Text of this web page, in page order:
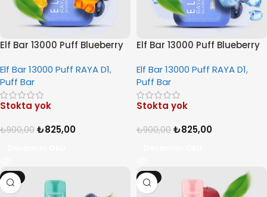
Elf Bar 13000 Puff Blueberry
Elf Bar 13000 Puff RAYA D1,
Puff Bar
Stokta yok
₺900,00 ₺825,00
Elf Bar 13000 Puff Blueberry
Elf Bar 13000 Puff RAYA D1,
Puff Bar
Stokta yok
₺900,00 ₺825,00
-8% -8%